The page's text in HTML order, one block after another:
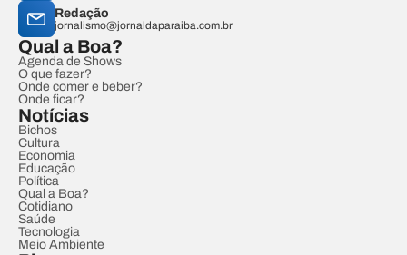
Redação
jornalismo@jornaldaparaiba.com.br
Qual a Boa?
Agenda de Shows
O que fazer?
Onde comer e beber?
Onde ficar?
Notícias
Bichos
Cultura
Economia
Educação
Política
Qual a Boa?
Cotidiano
Saúde
Tecnologia
Meio Ambiente